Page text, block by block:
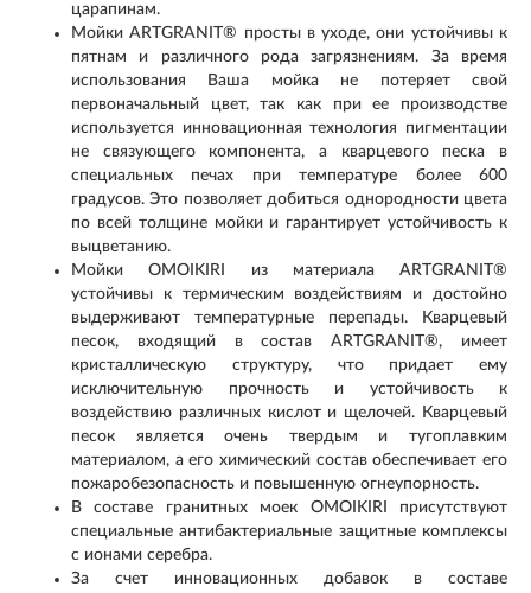
царапинам.
Мойки ARTGRANIT® просты в уходе, они устойчивы к
пятнам и различного рода загрязнениям. За время
использования Ваша мойка не потеряет свой
первоначальный цвет, так как при ее производстве
используется инновационная технология пигментации
не связующего компонента, а кварцевого песка в
специальных печах при температуре более 600
градусов. Это позволяет добиться однородности цвета
по всей толщине мойки и гарантирует устойчивость к
выцветанию.
Мойки OMOIKIRI из материала ARTGRANIT®
устойчивы к термическим воздействиям и достойно
выдерживают температурные перепады. Кварцевый
песок, входящий в состав ARTGRANIT®, имеет
кристаллическую структуру, что придает ему
исключительную прочность и устойчивость к
воздействию различных кислот и щелочей. Кварцевый
песок является очень твердым и тугоплавким
материалом, а его химический состав обеспечивает его
пожаробезопасность и повышенную огнеупорность.
В составе гранитных моек OMOIKIRI присутствуют
специальные антибактериальные защитные комплексы
с ионами серебра.
За счет инновационных добавок в составе